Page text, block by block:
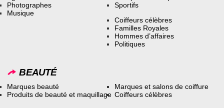
Photographes
Musique
Sportifs
Coiffeurs célèbres
Familles Royales
Hommes d’affaires
Politiques
BEAUTÉ
Marques beauté
Produits de beauté et maquillage
Marques et salons de coiffure
Coiffeurs célèbres